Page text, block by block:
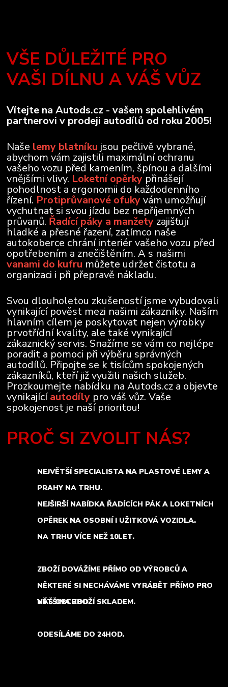
VŠE DŮLEŽITÉ PRO
VAŠI DÍLNU A VÁŠ VŮZ
Vítejte na Autods.cz - vašem spolehlivém
partnerovi v prodeji autodílů od roku 2005!
Naše lemy blatníku jsou pečlivě vybrané,
abychom vám zajistili maximální ochranu
vašeho vozu před kamením, špínou a dalšími
vnějšími vlivy. Loketní opěrky přinášejí
pohodlnost a ergonomii do každodenního
řízení. Protiprůvanové ofukyvám umožňují
vychutnat si svou jízdu bez nepříjemných
průvanů. Řadící páky a manžety zajišťují
hladké a přesné řazení, zatímco naše
autokoberce chrání interiér vašeho vozu před
opotřebením a znečištěním. A s našimi
vanami do kufru můžete udržet čistotu a
organizaci i při přepravě nákladu.
Svou dlouholetou zkušeností jsme vybudovali
vynikající pověst mezi našimi zákazníky. Naším
hlavním cílem je poskytovat nejen výrobky
prvotřídní kvality, ale také vynikající
zákaznický servis. Snažíme se vám co nejlépe
poradit a pomoci při výběru správných
autodílů. Připojte se k tisícům spokojených
zákazníků, kteří již využili našich služeb.
Prozkoumejte nabídku na Autods.cz a objevte
vynikajícíautodíly pro váš vůz. Vaše
spokojenost je naší prioritou!
PROČ SI ZVOLIT NÁS?
NEJVĚTŠÍ SPECIALISTA NA PLASTOVÉ LEMY A
PRAHY NA TRHU.
NEJŠIRŠÍ NABÍDKA ŘADÍCÍCH PÁK A LOKETNÍCH
OPĚREK NA OSOBNÍ I UŽITKOVÁ VOZIDLA.
NA TRHU VÍCE NEŽ 10LET.
ZBOŽÍ DOVÁŽÍME PŘÍMO OD VÝROBCŮ A
NĚKTERÉ SI NECHÁVÁME VYRÁBĚT PŘÍMO PRO
NÁŠ OBCHOD.
VĚTŠINA ZBOŽÍ SKLADEM.
ODESÍLÁME DO 24HOD.